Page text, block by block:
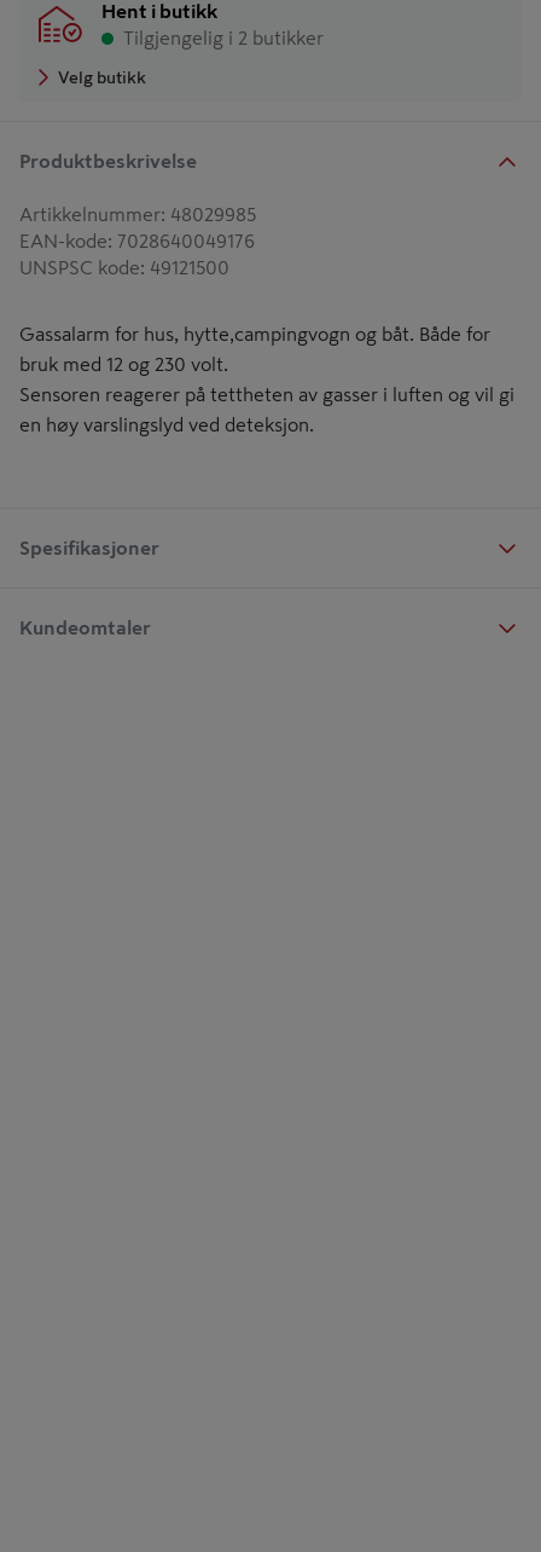
Hent i butikk
Tilgjengelig i 2 butikker
Velg butikk
Produktbeskrivelse
Artikkelnummer: 48029985
EAN-kode: 7028640049176
UNSPSC kode: 49121500
Gassalarm for hus, hytte,campingvogn og båt. Både for
bruk med 12 og 230 volt.
Sensoren reagerer på tettheten av gasser i luften og vil gi
en høy varslingslyd ved deteksjon.
Spesifikasjoner
Kundeomtaler